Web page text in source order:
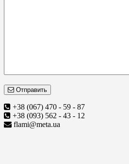
Отправить
+38 (067) 470 - 59 - 87
+38 (093) 562 - 43 - 12
flami@meta.ua